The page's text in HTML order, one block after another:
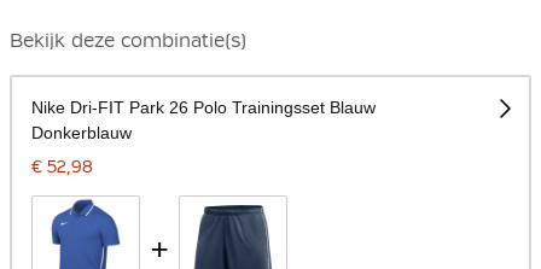
Bekijk deze combinatie(s)
Nike Dri-FIT Park 26 Polo Trainingsset Blauw
Donkerblauw
€ 52,98
+